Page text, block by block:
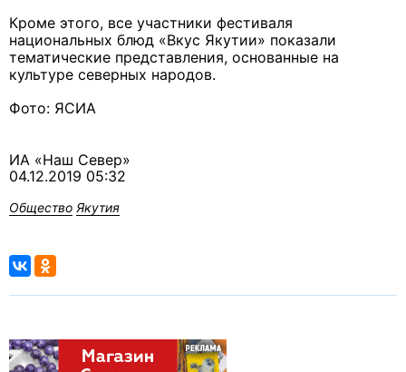
Кроме этого, все участники фестиваля
национальных блюд «Вкус Якутии» показали
тематические представления, основанные на
культуре северных народов.
Фото: ЯСИА
ИА «Наш Север»
04.12.2019 05:32
Общество Якутия